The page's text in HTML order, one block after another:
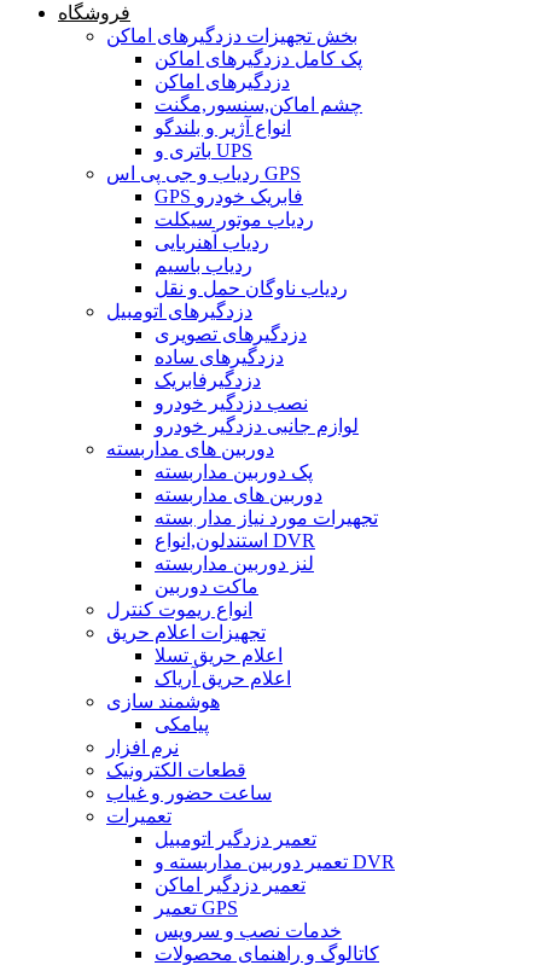
فروشگاه
بخش تجهیزات دزدگیرهای اماکن
پک کامل دزدگیرهای اماکن
دزدگیرهای اماکن
چشم اماکن,سنسور,مگنت
انواع آژیر و بلندگو
باتری و UPS
ردیاب و جی پی اس GPS
GPS فابریک خودرو
ردیاب موتور سیکلت
ردیاب آهنربایی
ردیاب باسیم
ردیاب ناوگان حمل و نقل
دزدگیرهای اتومبیل
دزدگیرهای تصویری
دزدگیرهای ساده
دزدگیرفابریک
نصب دزدگیر خودرو
لوازم جانبی دزدگیر خودرو
دوربین های مداربسته
پک دوربین مداربسته
دوربین های مداربسته
تجهیرات مورد نیاز مدار بسته
استندلون,انواع DVR
لنز دوربین مداربسته
ماکت دوربین
انواع ریموت کنترل
تجهیزات اعلام حریق
اعلام حریق تسلا
اعلام حریق آریاک
هوشمند سازی
پیامکی
نرم افزار
قطعات الکترونیک
ساعت حضور و غیاب
تعمیرات
تعمیر دزدگیر اتومبیل
تعمیر دوربین مداربسته و DVR
تعمیر دزدگیر اماکن
تعمیر GPS
خدمات نصب و سرویس
کاتالوگ و راهنمای محصولات